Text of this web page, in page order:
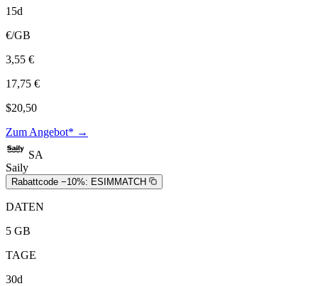
15d
€/GB
3,55 €
17,75 €
$20,50
Zum Angebot* →
SA
Saily
Rabattcode −10%: ESIMMATCH
DATEN
5 GB
TAGE
30d